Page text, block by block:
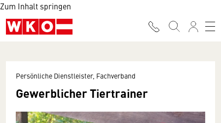
Zum Inhalt springen
Persönliche Dienstleister, Fachverband
Gewerblicher Tiertrainer